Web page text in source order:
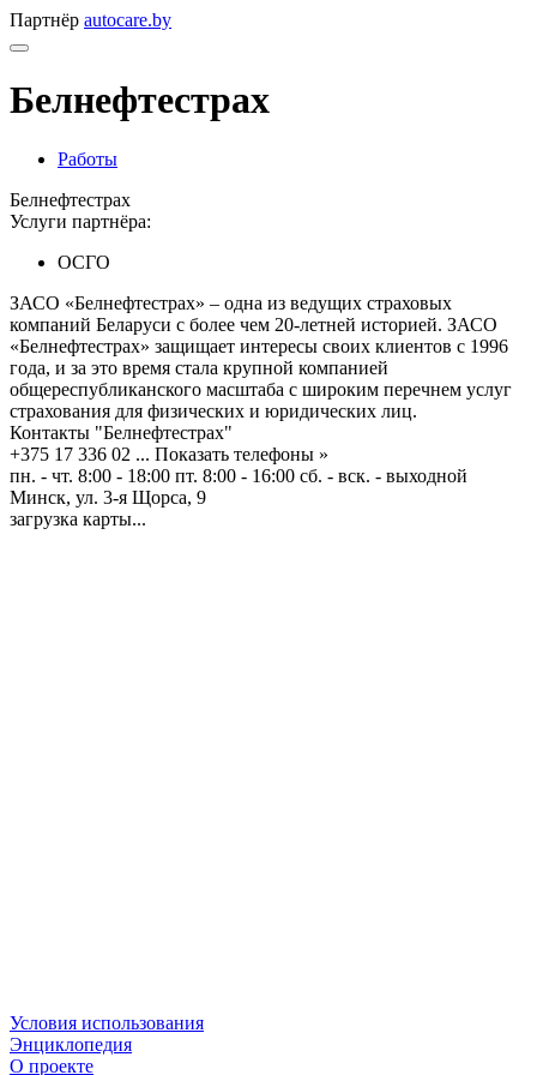
Партнёр autocare.by
Белнефтестрах
Работы
Белнефтестрах
Услуги партнёра:
ОСГО
ЗАСО «Белнефтестрах» – одна из ведущих страховых
компаний Беларуси с более чем 20-летней историей. ЗАСО
«Белнефтестрах» защищает интересы своих клиентов с 1996
года, и за это время стала крупной компанией
общереспубликанского масштаба с широким перечнем услуг
страхования для физических и юридических лиц.
Контакты "Белнефтестрах"
+375 17 336 02 ... Показать телефоны »
пн. - чт. 8:00 - 18:00 пт. 8:00 - 16:00 сб. - вск. - выходной
Минск, ул. 3-я Щорса, 9
загрузка карты...
Условия использования
Энциклопедия
О проекте